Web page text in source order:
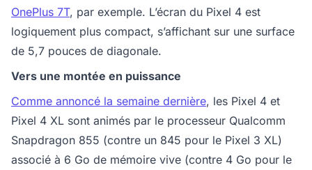
OnePlus 7T, par exemple. L’écran du Pixel 4 est
logiquement plus compact, s’affichant sur une surface
de 5,7 pouces de diagonale.
Vers une montée en puissance
Comme annoncé la semaine dernière, les Pixel 4 et
Pixel 4 XL sont animés par le processeur Qualcomm
Snapdragon 855 (contre un 845 pour le Pixel 3 XL)
associé à 6 Go de mémoire vive (contre 4 Go pour le